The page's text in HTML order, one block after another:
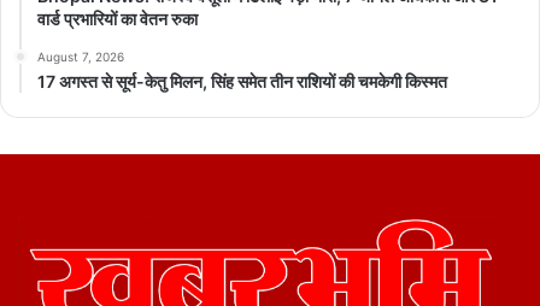
वार्ड प्रभारियों का वेतन रुका
August 7, 2026
17 अगस्त से सूर्य-केतु मिलन, सिंह समेत तीन राशियों की चमकेगी किस्मत